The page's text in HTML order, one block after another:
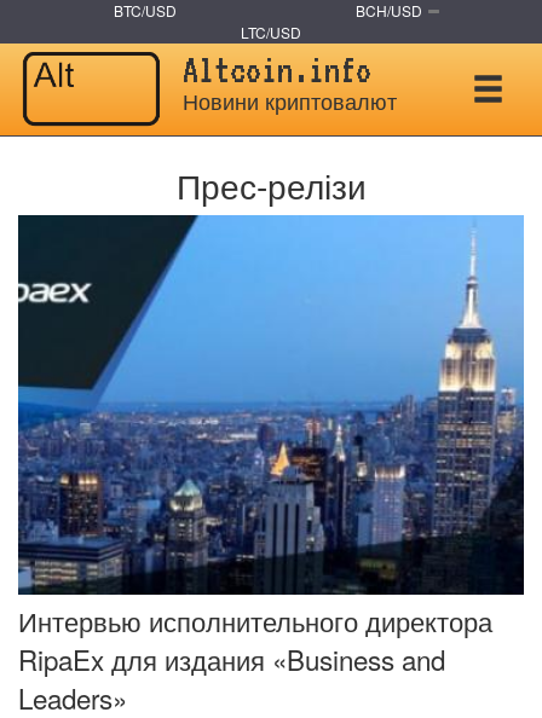
BTC/USD
BCH/USD
LTC/USD
Altcoin.info
Новини криптовалют
Прес-релізи
Интервью исполнительного директора
RipaEx для издания «Business and
Leaders»